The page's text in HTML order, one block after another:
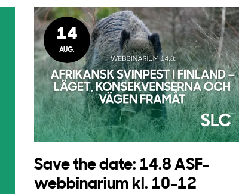
14
AUG.
Save the date: 14.8 ASF-
webbinarium kl. 10-12